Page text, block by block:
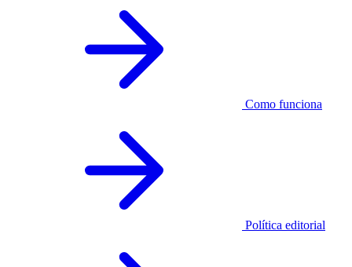
Como funciona
Política editorial